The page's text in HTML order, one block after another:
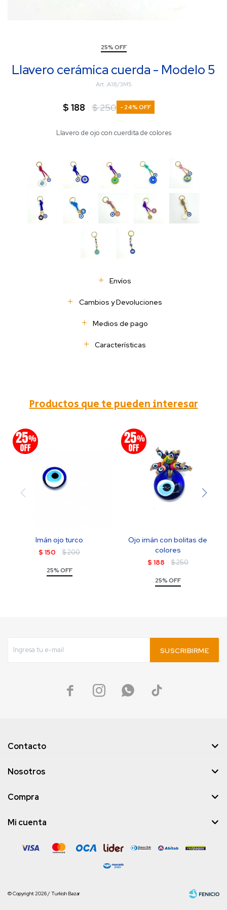
25% OFF
Llavero cerámica cuerda - Modelo 5
A18/3M5
$ 188 $250 24
Llavero de ojo con cuerdita de colores
Envíos
Cambios y Devoluciones
Medios de pago
Características
Productos que te pueden interesar
Imán ojo turco
$ 150 $200
25% OFF
Ojo imán con bolitas de
colores
$ 188 $250
25% OFF
SUSCRIBIRME
   
Contacto
Nosotros
Compra
Mi cuenta
© Copyright 2026 / Turkish Bazar